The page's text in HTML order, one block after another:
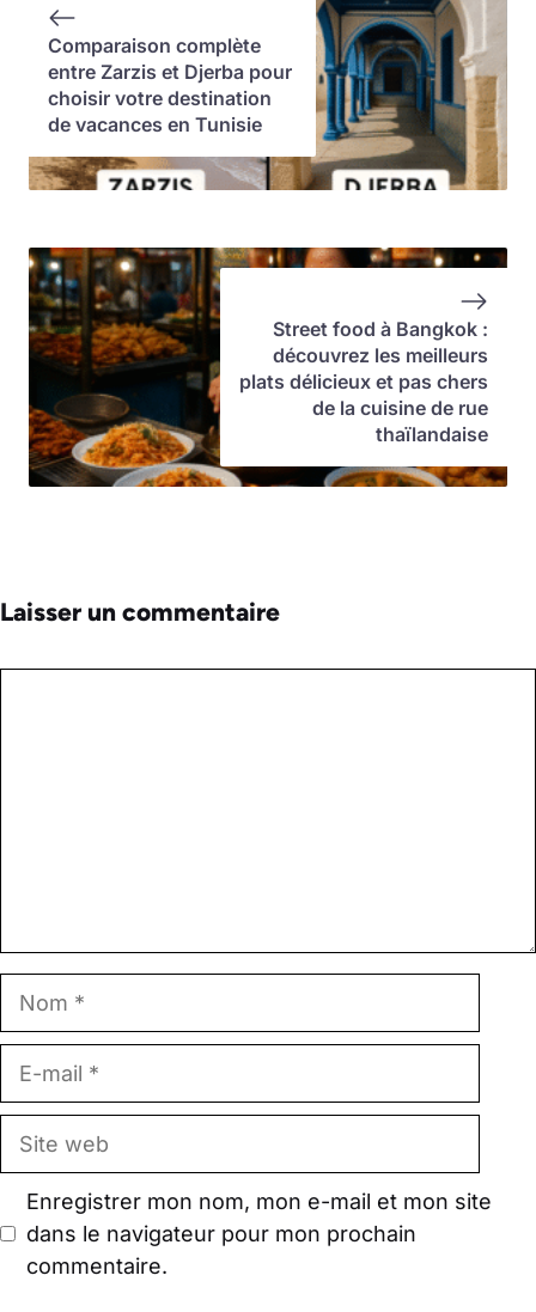
Comparaison complète
entre Zarzis et Djerba pour
choisir votre destination
de vacances en Tunisie
Street food à Bangkok :
découvrez les meilleurs
plats délicieux et pas chers
de la cuisine de rue
thaïlandaise
Laisser un commentaire
Nom
E-
Site
Enregistrer mon nom, mon e-mail et mon site
dans le navigateur pour mon prochain
commentaire.